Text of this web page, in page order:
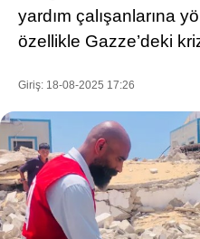
yardım çalışanlarına
özellikle Gazze’deki
Giriş: 18-08-2025 17:26